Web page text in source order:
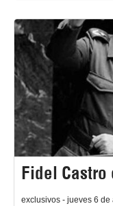
Fidel
exclusivos - jueves 6 de